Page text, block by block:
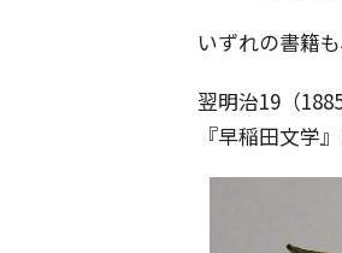
いずれの書籍
翌明治19 （
『早稲田文学